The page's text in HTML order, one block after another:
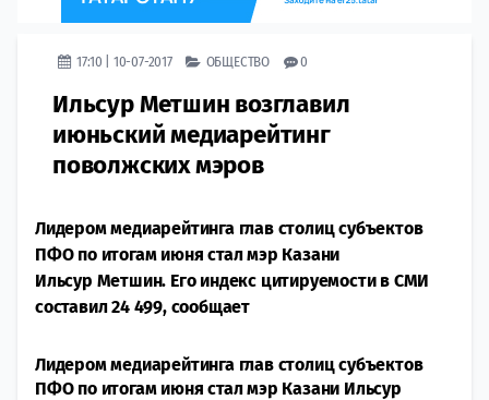
17:10 | 10-07-2017 ОБЩЕСТВО 0
Ильсур Метшин возглавил
июньский медиарейтинг
поволжских мэров
Лидером медиарейтинга глав столиц субъектов
ПФО по итогам июня стал мэр Казани
Ильсур Метшин. Его индекс цитируемости в СМИ
составил 24 499, сообщает
Лидером медиарейтинга глав столиц субъектов
ПФО по итогам июня стал мэр Казани Ильсур